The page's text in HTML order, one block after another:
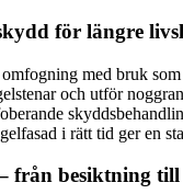
för längre
med bruk
och utför
i rätt tid ger en
från besiktning